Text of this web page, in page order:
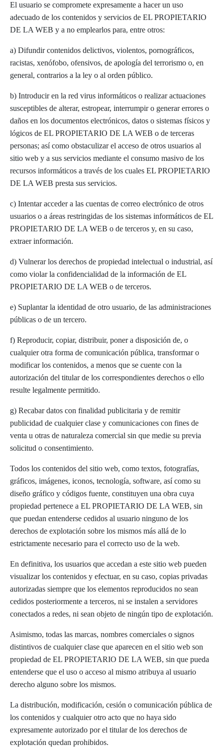
El usuario se compromete expresamente a hacer un uso
adecuado de los contenidos y servicios de EL PROPIETARIO
DE LA WEB y a no emplearlos para, entre otros:
a) Difundir contenidos delictivos, violentos, pornográficos,
racistas, xenófobo, ofensivos, de apología del terrorismo o, en
general, contrarios a la ley o al orden público.
b) Introducir en la red virus informáticos o realizar actuaciones
susceptibles de alterar, estropear, interrumpir o generar errores o
daños en los documentos electrónicos, datos o sistemas físicos y
lógicos de EL PROPIETARIO DE LA WEB o de terceras
personas; así como obstaculizar el acceso de otros usuarios al
sitio web y a sus servicios mediante el consumo masivo de los
recursos informáticos a través de los cuales EL PROPIETARIO
DE LA WEB presta sus servicios.
c) Intentar acceder a las cuentas de correo electrónico de otros
usuarios o a áreas restringidas de los sistemas informáticos de EL
PROPIETARIO DE LA WEB o de terceros y, en su caso,
extraer información.
d) Vulnerar los derechos de propiedad intelectual o industrial, así
como violar la confidencialidad de la información de EL
PROPIETARIO DE LA WEB o de terceros.
e) Suplantar la identidad de otro usuario, de las administraciones
públicas o de un tercero.
f) Reproducir, copiar, distribuir, poner a disposición de, o
cualquier otra forma de comunicación pública, transformar o
modificar los contenidos, a menos que se cuente con la
autorización del titular de los correspondientes derechos o ello
resulte legalmente permitido.
g) Recabar datos con finalidad publicitaria y de remitir
publicidad de cualquier clase y comunicaciones con fines de
venta u otras de naturaleza comercial sin que medie su previa
solicitud o consentimiento.
Todos los contenidos del sitio web, como textos, fotografías,
gráficos, imágenes, iconos, tecnología, software, así como su
diseño gráfico y códigos fuente, constituyen una obra cuya
propiedad pertenece a EL PROPIETARIO DE LA WEB, sin
que puedan entenderse cedidos al usuario ninguno de los
derechos de explotación sobre los mismos más allá de lo
estrictamente necesario para el correcto uso de la web.
En definitiva, los usuarios que accedan a este sitio web pueden
visualizar los contenidos y efectuar, en su caso, copias privadas
autorizadas siempre que los elementos reproducidos no sean
cedidos posteriormente a terceros, ni se instalen a servidores
conectados a redes, ni sean objeto de ningún tipo de explotación.
Asimismo, todas las marcas, nombres comerciales o signos
distintivos de cualquier clase que aparecen en el sitio web son
propiedad de EL PROPIETARIO DE LA WEB, sin que pueda
entenderse que el uso o acceso al mismo atribuya al usuario
derecho alguno sobre los mismos.
La distribución, modificación, cesión o comunicación pública de
los contenidos y cualquier otro acto que no haya sido
expresamente autorizado por el titular de los derechos de
explotación quedan prohibidos.